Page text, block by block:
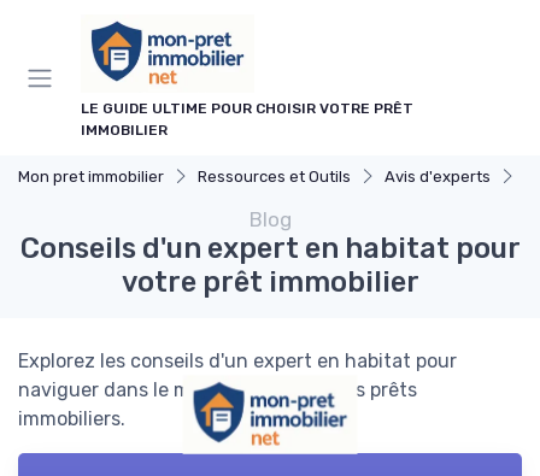
LE GUIDE ULTIME POUR CHOISIR VOTRE PRÊT
IMMOBILIER
Mon pret immobilier Ressources et Outils Avis d'experts
Blog
Conseils d'un expert en habitat pour
votre prêt immobilier
Explorez les conseils d'un expert en habitat pour
naviguer dans le monde complexe des prêts
immobiliers.